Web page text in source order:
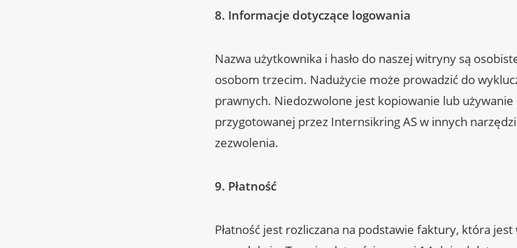
8. Informacje dotyczące logowania
Nazwa użytkownika i hasło do naszej witryny są
osobom trzecim. Nadużycie może prowadzić do
prawnych. Niedozwolone jest kopiowanie lub
przygotowanej przez Internsikring AS w innych
zezwolenia.
9. Płatność
Płatność jest rozliczana na podstawie faktury, która